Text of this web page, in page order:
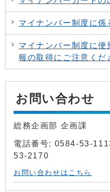
マイナンバー制度に係
マイナンバー制度に
報の取得にご注意くだ
お問い合わせ
総務企画部 企画課
電話番号: 0584-53-
53-2170
お問い合わせはこちら